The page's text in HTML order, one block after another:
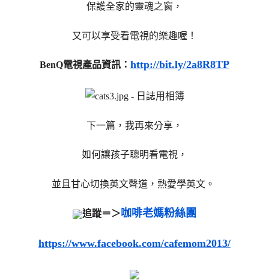
保護全家的靈魂之窗，
又可以享受看電視的樂趣喔！
BenQ電視產品資訊： http://bit.ly/2a8R8TP
下一篇，我再來分享，
如何讓孩子聰明看電視，
並且甘心切換英文聲道，熱愛學英文。
追蹤＝＞咖啡老媽粉絲團
https://www.facebook.com/cafemom2013/